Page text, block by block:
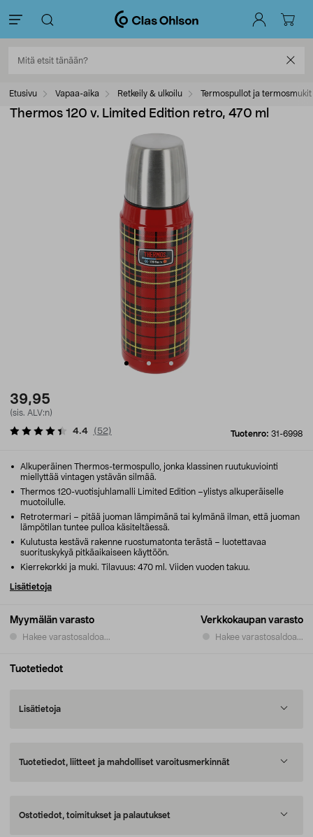
Etusivu Vapaa-aika Retkeily & ulkoilu Termospullot ja termosmukit
Thermos 120 v. Limited Edition retro, 470 ml
39,95
(sis. ALV:n)
Tuotenro: 31-6998
4.4 ( 52)
Myymälän varasto
Hakee varastosaldoa...
Verkkokaupan varasto
Hakee varastosaldoa...
Alkuperäinen Thermos-termospullo, jonka klassinen ruutukuviointi
miellyttää vintagen ystävän silmää.
Thermos 120-vuotisjuhlamalli Limited Edition –ylistys alkuperäiselle
muotoilulle.
Retrotermari – pitää juoman lämpimänä tai kylmänä ilman, että juoman
lämpötilan tuntee pulloa käsiteltäessä.
Kulutusta kestävä rakenne ruostumatonta terästä – luotettavaa
suorituskykyä pitkäaikaiseen käyttöön.
Kierrekorkki ja muki. Tilavuus: 470 ml. Viiden vuoden takuu.
Lisätietoja
Tuotetiedot
Lisätietoja
Tuotetiedot, liitteet ja mahdolliset varoitusmerkinnät
Ostotiedot, toimitukset ja palautukset